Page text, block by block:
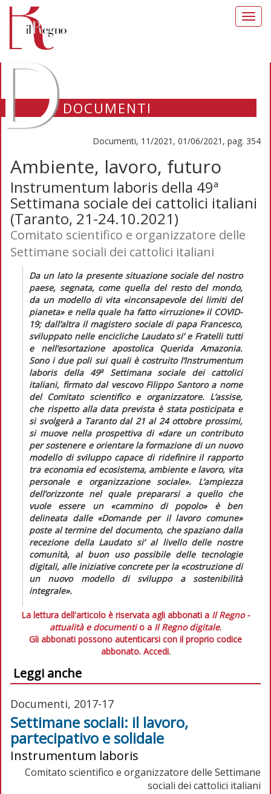
DOCUMENTI
Documenti, 11/2021, 01/06/2021, pag. 354
Ambiente, lavoro, futuro
Instrumentum laboris della 49ª
Settimana sociale dei cattolici italiani
(Taranto, 21-24.10.2021)
Comitato scientifico e organizzatore delle
Settimane sociali dei cattolici italiani
Da un lato la presente situazione sociale del nostro
paese, segnata, come quella del resto del mondo,
da un modello di vita «inconsapevole dei limiti del
pianeta» e nella quale ha fatto «irruzione» il COVID-
19; dall’altra il magistero sociale di papa Francesco,
sviluppato nelle encicliche Laudato si’e Fratelli tutti
e nell’esortazione apostolica Querida Amazonia.
Sono i due poli sui quali è costruito l’Instrumentum
laborisdella 49aSettimana sociale dei cattolici
italiani, firmato dal vescovo Filippo Santoro a nome
del Comitato scientifico e organizzatore. L’assise,
che rispetto alla data prevista è stata posticipata e
si svolgerà a Taranto dal 21 al 24 ottobre prossimi,
si muove nella prospettiva di «dare un contributo
per sostenere e orientare la formazione di un nuovo
modello di sviluppo capace di ridefinire il rapporto
tra economia ed ecosistema, ambiente e lavoro, vita
personale e organizzazione sociale». L’ampiezza
dell’orizzonte nel quale prepararsi a quello che
vuole essere un «cammino di popolo» è ben
delineata dalle «Domande per il lavoro comune»
poste al termine del documento, che spaziano dalla
recezione della Laudato si’al livello delle nostre
comunità, al buon uso possibile delle tecnologie
digitali, alle iniziative concrete per la «costruzione di
un nuovo modello di sviluppo a sostenibilità
integrale».
La lettura dell'articolo è riservata agli abbonati a Il Regno -
attualità e documentio a Il Regno digitale.
Gli abbonati possono autenticarsi con il proprio codice
abbonato. Accedi.
Leggi anche
Documenti, 2017-17
Settimane sociali: il lavoro,
partecipativo e solidale
Instrumentum laboris
Comitato scientifico e organizzatore delle Settimane
sociali dei cattolici italiani